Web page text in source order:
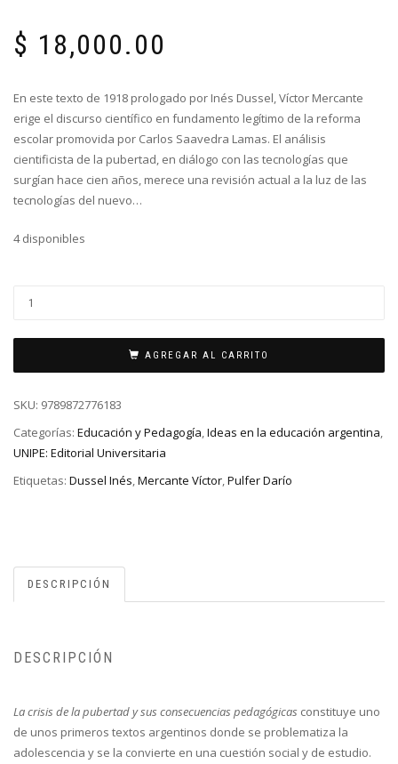
$ 18,000.00
En este texto de 1918 prologado por Inés Dussel, Víctor Mercante
erige el discurso científico en fundamento legítimo de la reforma
escolar promovida por Carlos Saavedra Lamas. El análisis
cientificista de la pubertad, en diálogo con las tecnologías que
surgían hace cien años, merece una revisión actual a la luz de las
tecnologías del nuevo…
4 disponibles
AGREGAR AL CARRITO
SKU: 9789872776183
Categorías: Educación y Pedagogía,Ideas en la educación argentina,
UNIPE: Editorial Universitaria
Etiquetas: Dussel Inés,Mercante Víctor,Pulfer Darío
DESCRIPCIÓN
DESCRIPCIÓN
La crisis de la pubertad y sus consecuencias pedagógicas constituye uno
de unos primeros textos argentinos donde se problematiza la
adolescencia y se la convierte en una cuestión social y de estudio.